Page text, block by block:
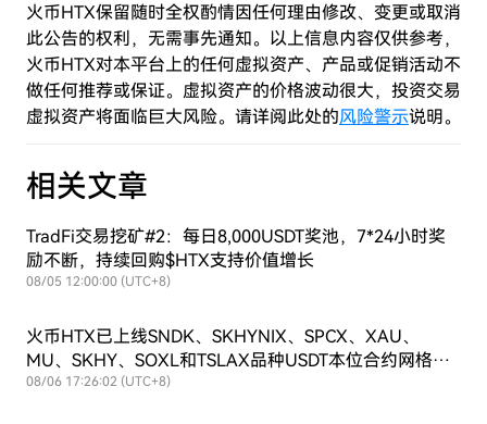
火币HTX保留随时全权酌情因任何理由修改、变更或取消
此公告的权利，无需事先通知。以上信息内容仅供参考，
火币HTX对本平台上的任何虚拟资产、产品或促销活动不
做任何推荐或保证。虚拟资产的价格波动很大，投资交易
虚拟资产将面临巨大风险。请详阅此处的风险警示说明。
相关文章
TradFi交易挖矿#2：每日8,000USDT奖池，7*24小时奖
励不断，持续回购$HTX支持价值增长
08/05 12:00:00 (UTC+8)
火币HTX已上线SNDK、SKHYNIX、SPCX、XAU、
MU、SKHY、SOXL和TSLAX品种USDT本位合约网格交
易
08/06 17:26:02 (UTC+8)